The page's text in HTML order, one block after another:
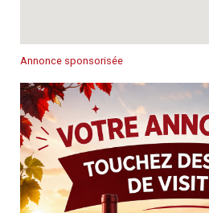
Annonce sponsorisée